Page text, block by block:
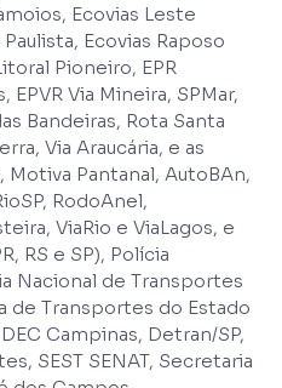
Ecovias Leste
Ecovias Raposo
Pioneiro, EPR
EPVR Via Mineira, SPMar,
Bandeiras, Rota Santa
Via Araucária, e as
Pantanal, AutoBAn,
RodoAnel,
ViaRio e ViaLagos, e
RS e SP), Polícia
Nacional de Transportes
de Transportes do Estado
Campinas, Detran/SP,
SEST SENAT, Secretaria